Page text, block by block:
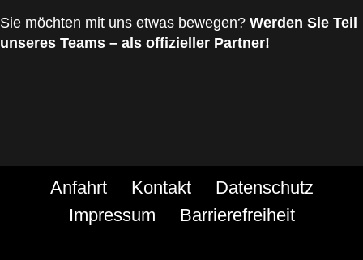
Sie möchten mit uns etwas bewegen? Werden Sie Teil
unseres Teams – als offizieller Partner!
Anfahrt Kontakt
Datenschutz
Impressum
Barrierefreiheit